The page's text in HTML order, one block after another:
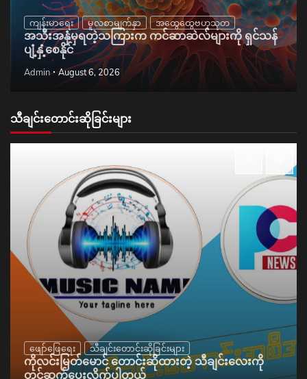
ကျန်းမာရေး မူလစာမျက်နှာ အထွေထွေဗဟုသုတ
အသီးအနှံမှရတဲ့သကြားက ကင်ဆာဆဲလ်များကို ရှင်သန်
ပျံ့နှံ့စေနိုင်
Admin August 6, 2026
သီချင်းတောင်းဆိုခြင်းများ
ဖျော်ဖြေရေး သီချင်းတောင်းဆိုခြင်းများ
ကိုလင်းမြတ်မောင် တောင်းဆိုထားတဲ့ သီချင်းလေးကို
တင်ဆက်ပေးလိုက်ပါတယ်